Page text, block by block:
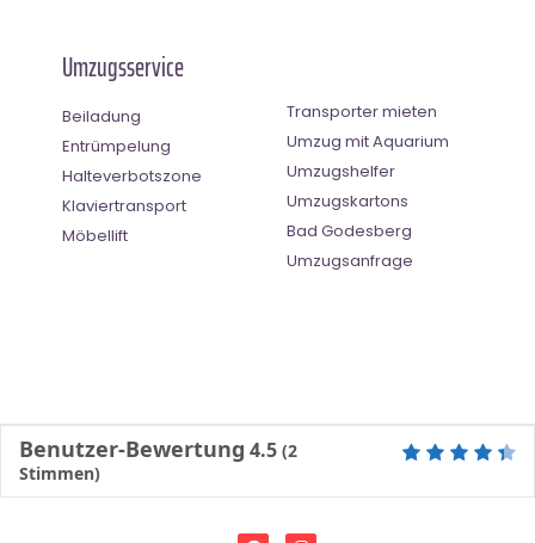
Umzugsservice
Beiladung
Entrümpelung
Halteverbotszone
Klaviertransport
Möbellift
Transporter mieten
Umzug mit Aquarium
Umzugshelfer
Umzugskartons
Bad Godesberg
Umzugsanfrage
Benutzer-Bewertung 4.5 (2
Stimmen)